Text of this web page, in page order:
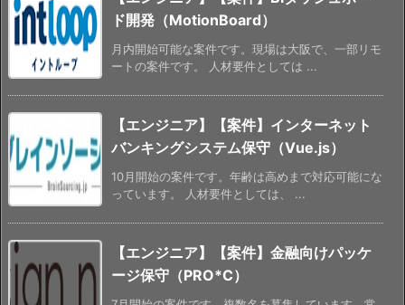
ド開発（MotionBoard）
月内開始可能な案件です。現場は大阪で、一部リモ
ートの案件です。 人材要件としては ...
【エンジニア】【案件】インターネット
バンキングシステム保守（Vue.js）
10月開始の案件です。年齢は高めまで対応可能にな
っています。 人材要件としては、 ...
【エンジニア】【案件】金融向けパッケ
ージ保守（PRO*C）